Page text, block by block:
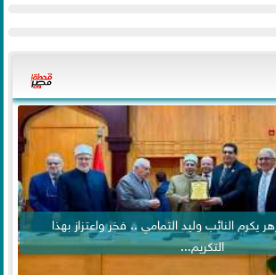
يكرم النائب وليد التمامي .. فخر واعتزاز بهذا
التكريم...